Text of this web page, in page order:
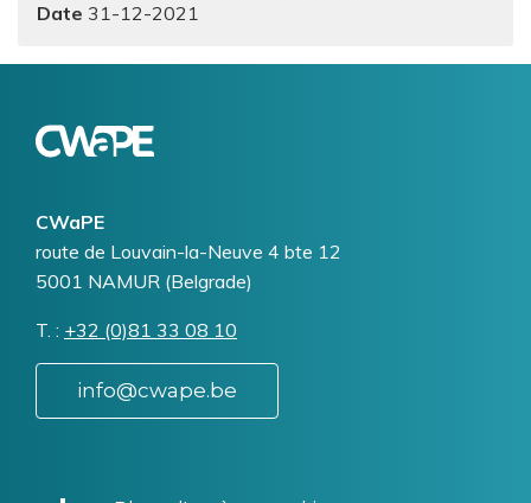
31-12-2021
CWaPE
Addresse
route de Louvain-la-Neuve 4 bte 12
5001 NAMUR (Belgrade)
T. Téléphone
+32 (0)81 33 08 10
info@cwape.be